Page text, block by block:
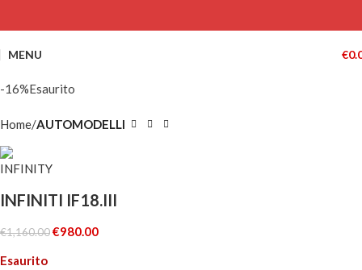
MENU €
-16%Esaurito
Home AUTOMODELLI
INFINITI IF18.III
€1,160.00€980.00
Esaurito